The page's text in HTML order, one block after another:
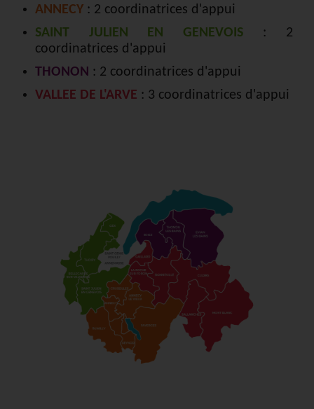
ANNECY : 2 coordinatrices d'appui
SAINT JULIEN EN GENEVOIS : 2
coordinatrices d'appui
THONON : 2 coordinatrices d'appui
VALLEE DE L'ARVE : 3 coordinatrices d'appui